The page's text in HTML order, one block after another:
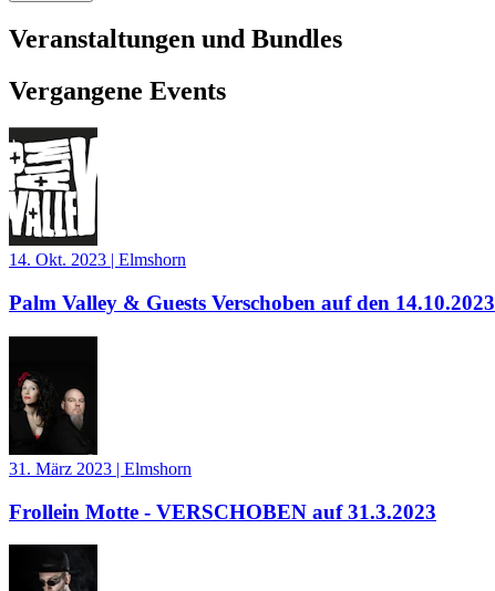
Veranstaltungen und Bundles
Vergangene Events
14. Okt. 2023 Elmshorn
Palm Valley & Guests Verschoben auf den 14.10.2023
31. März 2023 | Elmshorn
Frollein Motte - VERSCHOBEN auf 31.3.2023